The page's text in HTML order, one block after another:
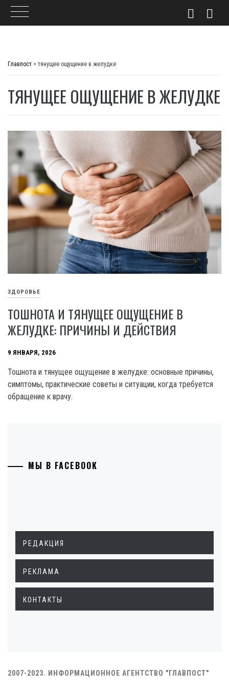
Главпост > тянущее ощущение в желудке
ТЯНУЩЕЕ ОЩУЩЕНИЕ В ЖЕЛУДКЕ
ЗДОРОВЬЕ
ТОШНОТА И ТЯНУЩЕЕ ОЩУЩЕНИЕ В
ЖЕЛУДКЕ: ПРИЧИНЫ И ДЕЙСТВИЯ
9 ЯНВАРЯ, 2026
Тошнота и тянущее ощущение в желудке: основные причины,
симптомы, практические советы и ситуации, когда требуется
обращение к врачу.
МЫ В FACEBOOK
РЕДАКЦИЯ
РЕКЛАМА
КОНТАКТЫ
2007-2023. ИНФОРМАЦИОННОЕ АГЕНТСТВО "ГЛАВПОСТ"